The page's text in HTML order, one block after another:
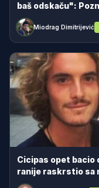
baš odskaču":
Miodrag Dimitrijević
Cicipas opet bacio
ranije raskrstio sa